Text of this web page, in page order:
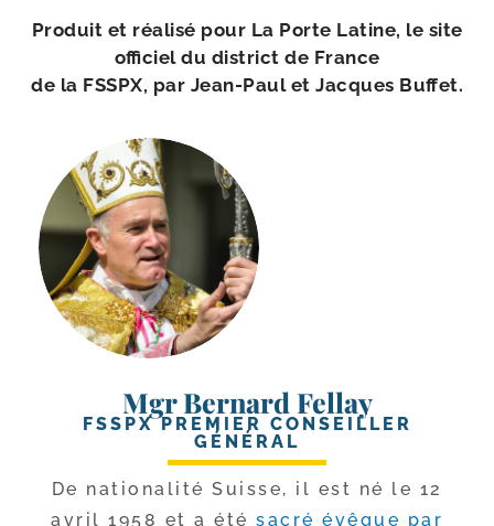
Produit et réa­li­sé pour La Porte Latine, le site
offi­ciel du dis­trict de France
de la FSSPX, par Jean-​Paul et Jacques Buffet.
Mgr Bernard Fellay
FSSPX PREMIER CONSEILLER
GÉNÉRAL
De natio­na­li­té Suisse, il est né le 12
avril 1958 et a été sacré évêque par